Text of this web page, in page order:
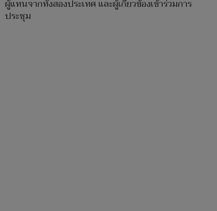
ผู้แทนจากทั้งสองประเทศ และผู้เกี่ยวข้องเข้าร่วมการ
ประชุม